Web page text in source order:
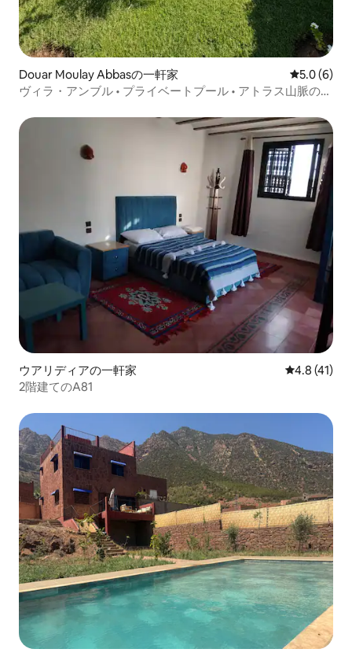
Douar Moulay Abbasの一軒家 レビュー6
5.0 (6)
ヴィラ・アンブル • プライベートプール • アトラス山脈の眺
ウアリディアの一軒家 レビュー41
4.8 (41)
2階建てのA81